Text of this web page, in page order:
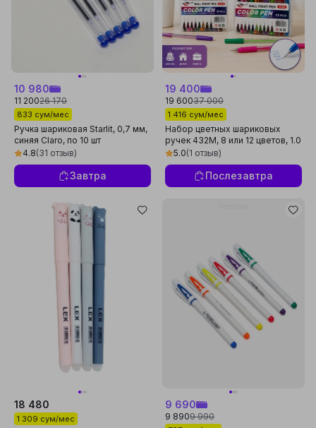
10 980
11 20026 170
833 сум/мес
Ручка шариковая Starlit, 0,7 мм,
синяя Claro, по 10 шт
4.8(31 отзыв)
Завтра
19 400
19 60037 000
1 416 сум/мес
Набор цветных шариковых
ручек 432M, 8 или 12 цветов, 1.0
мм5.0(1 отзыв)
Послезавтра
18 480
1 309 сум/мес
9 690
9 8909 990